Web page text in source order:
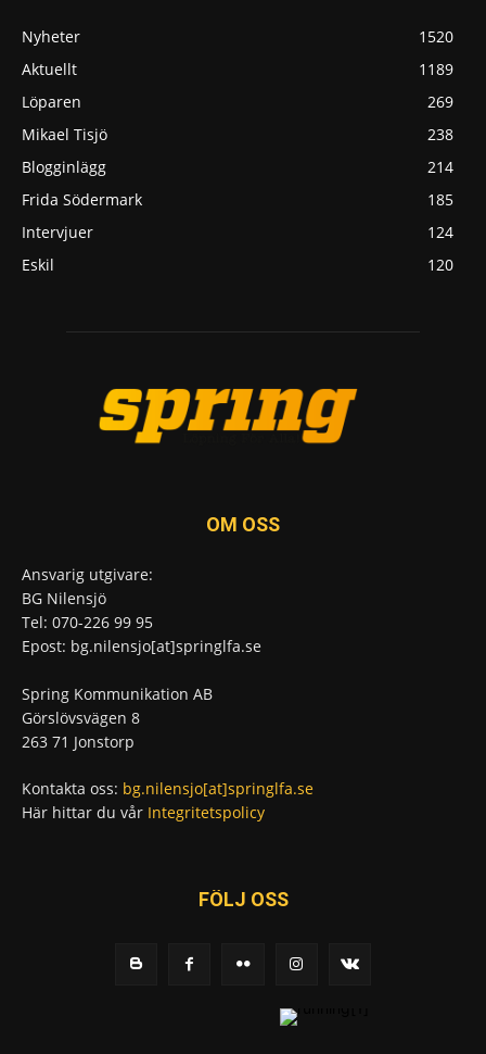
Nyheter
1520
Aktuellt
1189
Löparen
269
Mikael Tisjö
238
Blogginlägg
214
Frida Södermark
185
Intervjuer
124
Eskil
120
OM OSS
Ansvarig utgivare:
BG Nilensjö
Tel: 070-226 99 95
Epost: bg.nilensjo[at]springlfa.se
Spring Kommunikation AB
Görslövsvägen 8
263 71 Jonstorp
Kontakta oss: bg.nilensjo[at]springlfa.se
Här hittar du vår Integritetspolicy
FÖLJ OSS